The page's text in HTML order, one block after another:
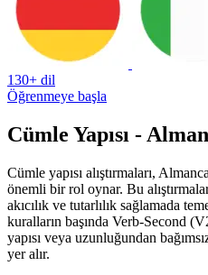
130+ dil
Öğrenmeye başla
Cümle Yapısı -
Cümle yapısı alıştırmaları,
önemli bir rol oynar. Bu
akıcılık ve tutarlılık sağlamada
kuralların başında Verb-Second
yapısı veya uzunluğundan
yer alır.